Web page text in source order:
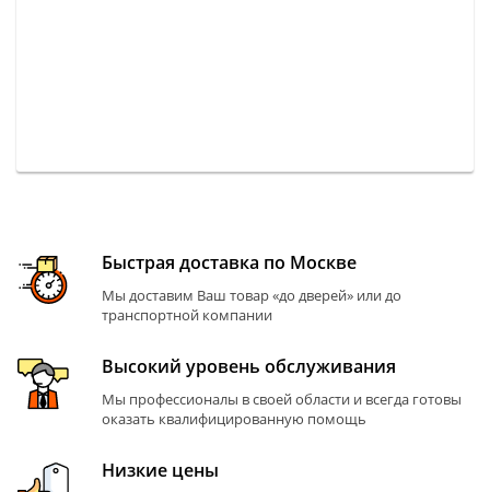
Быстрая доставка по Москве
Мы доставим Ваш товар «до дверей» или до
транспортной компании
Высокий уровень обслуживания
Мы профессионалы в своей области и всегда готовы
оказать квалифицированную помощь
Низкие цены